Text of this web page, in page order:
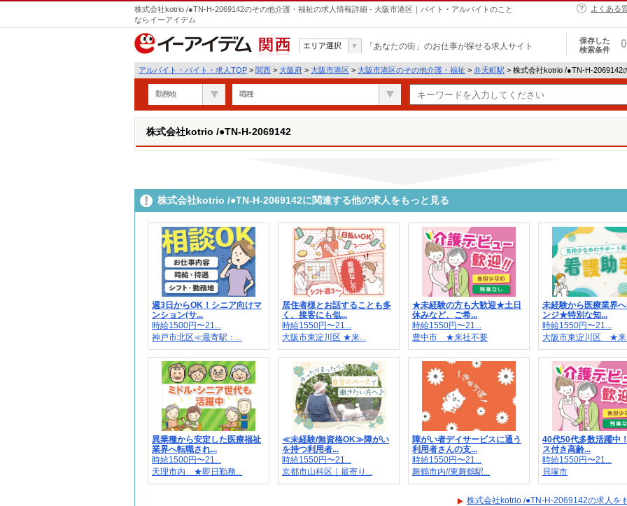
株式会社kotrio /●TN-H-2069142のその他介護・福祉の求人情報詳細 - 大阪市港区｜バイト・アルバイトのこと
ならイーアイデム
よくある
関西
エリア選択 「あなたの街」のお仕事が探せる求人サイト
保存した
検索条件
0
アルバイト・バイト・求人TOP > 関西 > 大阪府 > 大阪市港区 > 大阪市港区のその他介護・福祉 > 弁天町駅 > 株式会社kotrio /●TN-H-2069142
勤務地 職種
株式会社kotrio /●TN-H-2069142
株式会社kotrio /●TN-H-2069142に関連する他の求人をもっと見る
週3日からOK！シニア向けマ
ンション(サ...
時給1500円〜21...
神戸市北区≪最寄駅：...
居住者様とお話することも多
く、接客にも似...
時給1550円〜21...
大阪市東淀川区 ★来...
★未経験の方も大歓迎★土日
休みなど、ご希...
時給1550円〜21...
豊中市 ★来社不要
未経験から医療業界
ンジ★特別な知...
時給1550円〜21...
大阪市東淀川区 ★来
異業種から安定した医療福祉
業界へ転職され...
時給1500円〜21...
天理市内 ★即日勤務...
≪未経験/無資格OK≫障がい
を持つ利用者...
時給1550円〜21...
京都市山科区｜最寄り...
障がい者デイサービスに通う
利用者さんの支...
時給1550円〜21...
舞鶴市内//東舞鶴駅...
40代50代多数活躍中
ス付き高齢...
時給1550円〜21...
貝塚市
株式会社kotrio /●TN-H-2069142の求人を